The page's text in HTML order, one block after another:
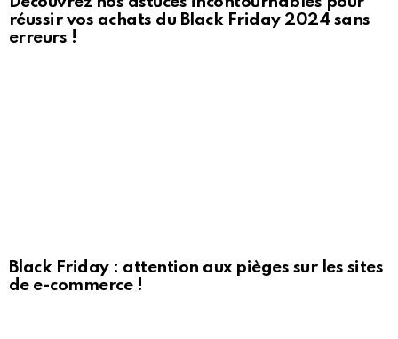
réussir vos achats du Black Friday 2024 sans
erreurs !
Black Friday : attention aux pièges sur les sites
de e-commerce !